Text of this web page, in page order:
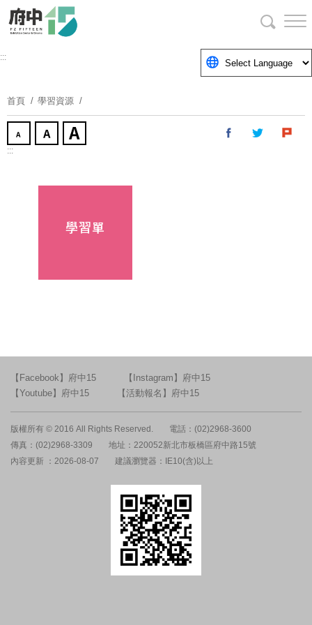
要
塊
:::
首頁 學習資源
:::
學習單
【Facebook】府中15
【Instagram】府中15
【Youtube】府中15
【活動報名】府中15
版權所有 © 2016 All Rights Reserved.
電話：(02)2968-3600
傳真：(02)2968-3309
地址：220052新北市板橋區府中路15號
內容更新 ：2026-08-07
建議瀏覽器：IE10(含)以上